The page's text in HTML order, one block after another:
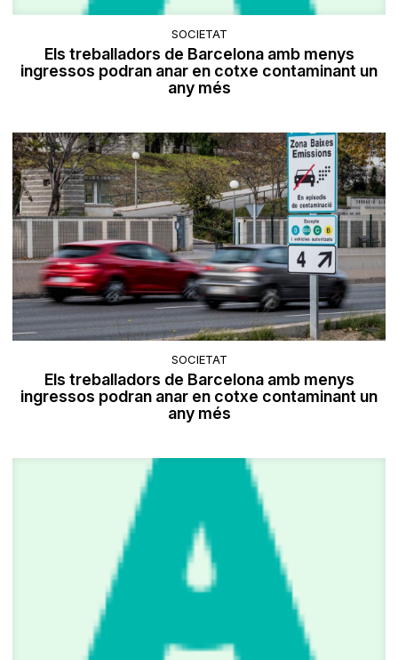
SOCIETAT
Els treballadors de Barcelona amb menys
ingressos podran anar en cotxe contaminant un
any més
SOCIETAT
Els treballadors de Barcelona amb menys
ingressos podran anar en cotxe contaminant un
any més